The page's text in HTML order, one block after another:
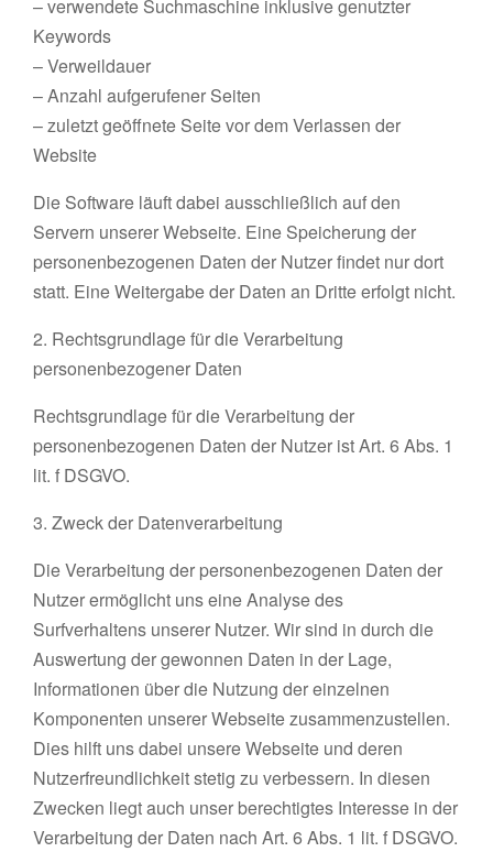
– verwendete Suchmaschine inklusive genutzter
Keywords
– Verweildauer
– Anzahl aufgerufener Seiten
– zuletzt geöffnete Seite vor dem Verlassen der
Website
Die Software läuft dabei ausschließlich auf den
Servern unserer Webseite. Eine Speicherung der
personenbezogenen Daten der Nutzer findet nur dort
statt. Eine Weitergabe der Daten an Dritte erfolgt nicht.
2. Rechtsgrundlage für die Verarbeitung
personenbezogener Daten
Rechtsgrundlage für die Verarbeitung der
personenbezogenen Daten der Nutzer ist Art. 6 Abs. 1
lit. f DSGVO.
3. Zweck der Datenverarbeitung
Die Verarbeitung der personenbezogenen Daten der
Nutzer ermöglicht uns eine Analyse des
Surfverhaltens unserer Nutzer. Wir sind in durch die
Auswertung der gewonnen Daten in der Lage,
Informationen über die Nutzung der einzelnen
Komponenten unserer Webseite zusammenzustellen.
Dies hilft uns dabei unsere Webseite und deren
Nutzerfreundlichkeit stetig zu verbessern. In diesen
Zwecken liegt auch unser berechtigtes Interesse in der
Verarbeitung der Daten nach Art. 6 Abs. 1 lit. f DSGVO.